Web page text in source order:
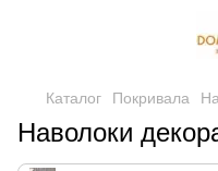
Каталог Покривала
Наволоки